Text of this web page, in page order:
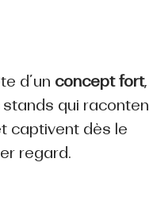
d’un concept fort,
qui
captivent dès le
regard.